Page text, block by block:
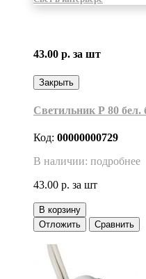
43.00 р. за шт
Закрыть
Светильник Р 80
Код: 00000000729
В наличии: подробнее
43.00 р. за шт
В корзину
Отложить
Сравнить